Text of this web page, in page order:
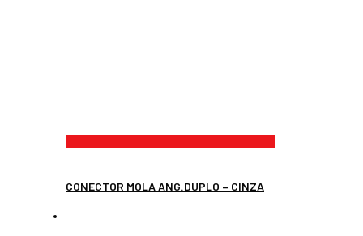
CONECTOR MOLA ANG.DUPLO – CINZA